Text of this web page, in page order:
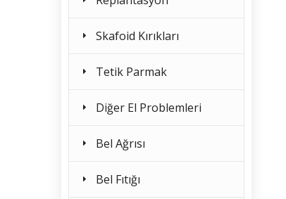
Skafoid Kırıkları
Tetik Parmak
Diğer El Problemleri
Bel Ağrısı
Bel Fıtığı